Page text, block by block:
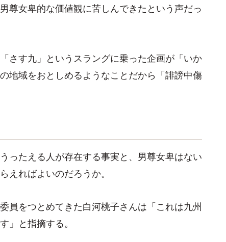
尊女卑的な価値観に苦しんできたという声だっ
さす九」というスラングに乗った企画が「いか
地域をおとしめるようなことだから「誹謗中傷
ったえる人が存在する事実と、男尊女卑はない
えればよいのだろうか。
員をつとめてきた白河桃子さんは「これは九州
」と指摘する。